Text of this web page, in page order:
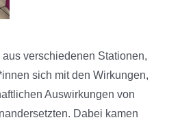
verschiedenen Stationen,
sich mit den Wirkungen,
Auswirkungen von
Dabei kamen